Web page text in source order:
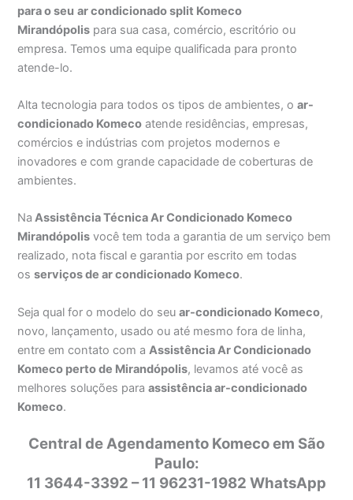
para o seu ar condicionado split Komeco
Mirandópolis para sua casa, comércio, escritório ou
empresa. Temos uma equipe qualificada para pronto
atende-lo.
Alta tecnologia para todos os tipos de ambientes, oar-
condicionado Komeco atende residências, empresas,
comércios e indústrias com projetos modernos e
inovadores e com grande capacidade de coberturas de
ambientes.
Na Assistência Técnica Ar Condicionado Komeco
Mirandópolis você tem toda a garantia de um serviço bem
realizado, nota fiscal e garantia por escrito em todas
osserviços de ar condicionado Komeco.
Seja qual for o modelo do seuar-condicionado Komeco,
novo, lançamento, usado ou até mesmo fora de linha,
entre em contato com a Assistência Ar Condicionado
Komeco perto de Mirandópolis, levamos até você as
melhores soluções paraassistência ar-condicionado
Komeco.
Central de Agendamento Komeco em São
Paulo:
11 3644-3392 – 11 96231-1982 WhatsApp